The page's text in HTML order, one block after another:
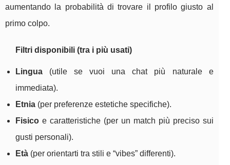
aumentando la probabilità di trovare il profilo giusto al
primo colpo.
Filtri disponibili (tra i più usati)
Lingua (utile se vuoi una chat più naturale e
immediata).
Etnia (per preferenze estetiche specifiche).
Fisico e caratteristiche (per un match più preciso sui
gusti personali).
Età (per orientarti tra stili e “vibes” differenti).